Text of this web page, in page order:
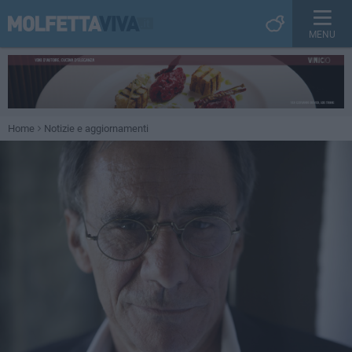
MENU
Home Notizie e aggiornamenti